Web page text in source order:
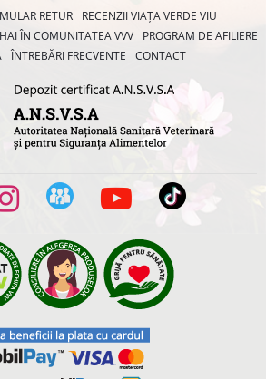
RETUR
RECENZII VIAȚA VERDE VIU
HAI ÎN COMUNITATEA VVV
PROGRAM DE AFILIERE
ÎNTREBĂRI FRECVENTE CONTACT